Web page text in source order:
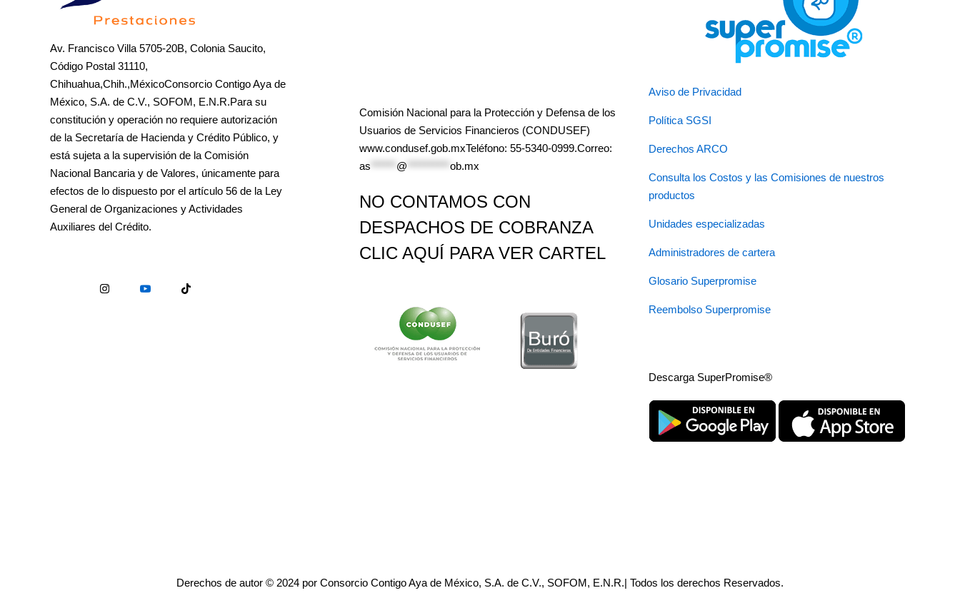
Av. Francisco Villa 5705-20B, Colonia Saucito,
Código Postal 31110,
Chihuahua,Chih.,MéxicoConsorcio Contigo Aya de
México, S.A. de C.V., SOFOM, E.N.R.Para su
constitución y operación no requiere autorización
de la Secretaría de Hacienda y Crédito Público, y
está sujeta a la supervisión de la Comisión
Nacional Bancaria y de Valores, únicamente para
efectos de lo dispuesto por el artículo 56 de la Ley
General de Organizaciones y Actividades
Auxiliares del Crédito.
Comisión Nacional para la Protección y Defensa de los
Usuarios de Servicios Financieros (CONDUSEF)
www.condusef.gob.mxTeléfono: 55-5340-0999.Correo:
as
@ ob.mx
NO CONTAMOS CON
DESPACHOS DE COBRANZA
CLIC AQUÍ PARA VER CARTEL
Aviso de Privacidad
Política SGSI
Derechos ARCO
Consulta los Costos y las Comisiones de nuestros
productos
Unidades especializadas
Administradores de cartera
Glosario Superpromise
Reembolso Superpromise
Descarga SuperPromise®
Derechos de autor © 2024 por Consorcio Contigo Aya de México, S.A. de C.V., SOFOM, E.N.R.| Todos los derechos Reservados.